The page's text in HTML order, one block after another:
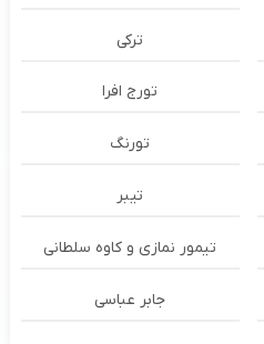
ترکی
تورج افرا
تورنگ
تیبر
تیمور نمازی و کاوه سلطانی
جابر عباسی